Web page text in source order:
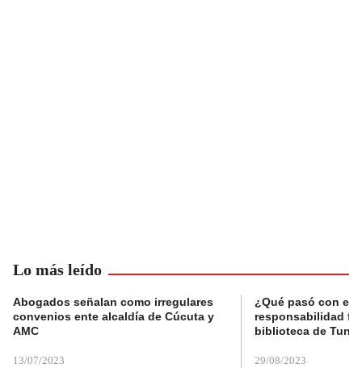
Lo más leído
Abogados señalan como irregulares
convenios ente alcaldía de Cúcuta y
AMC
13/07/2023
¿Qué pasó con el
responsabilidad
biblioteca de
29/08/2023